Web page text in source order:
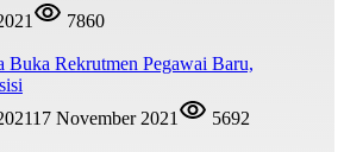
7860
Buka Rekrutmen Pegawai Baru,
17 November 2021 5692